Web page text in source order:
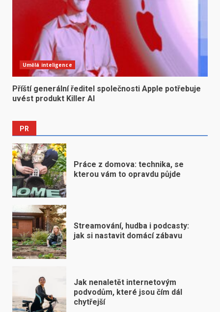
Umělá inteligence
Příští generální ředitel společnosti Apple potřebuje
uvést produkt Killer AI
PR
Práce z domova: technika, se
kterou vám to opravdu půjde
Streamování, hudba i podcasty:
jak si nastavit domácí zábavu
Jak nenaletět internetovým
podvodům, které jsou čím dál
chytřejší